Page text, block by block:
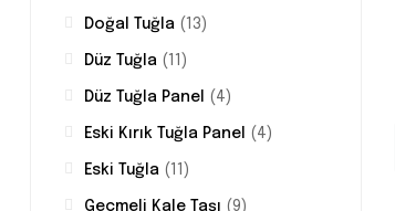
Doğal Tuğla (13)
Düz Tuğla (11)
Düz Tuğla Panel (4)
Eski Kırık Tuğla Panel (4)
Eski Tuğla (11)
Geçmeli Kale Taşı (9)